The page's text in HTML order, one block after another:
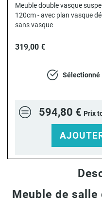
Meuble double vasque
120cm - avec plan vasque
sans vasque
319,00 €
Sélectionné
594,80 € Prix
Meuble de salle